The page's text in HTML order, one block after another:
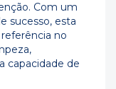
Com um
sucesso, esta
no
capacidade de